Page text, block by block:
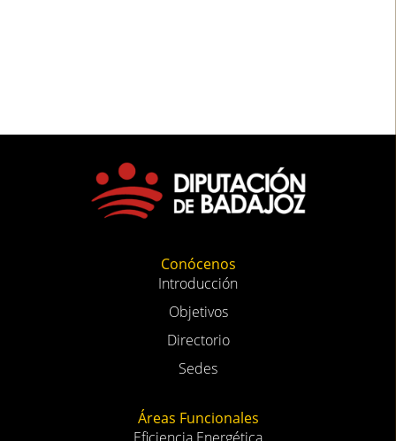
Conócenos
Introducción
Objetivos
Directorio
Sedes
Áreas Funcionales